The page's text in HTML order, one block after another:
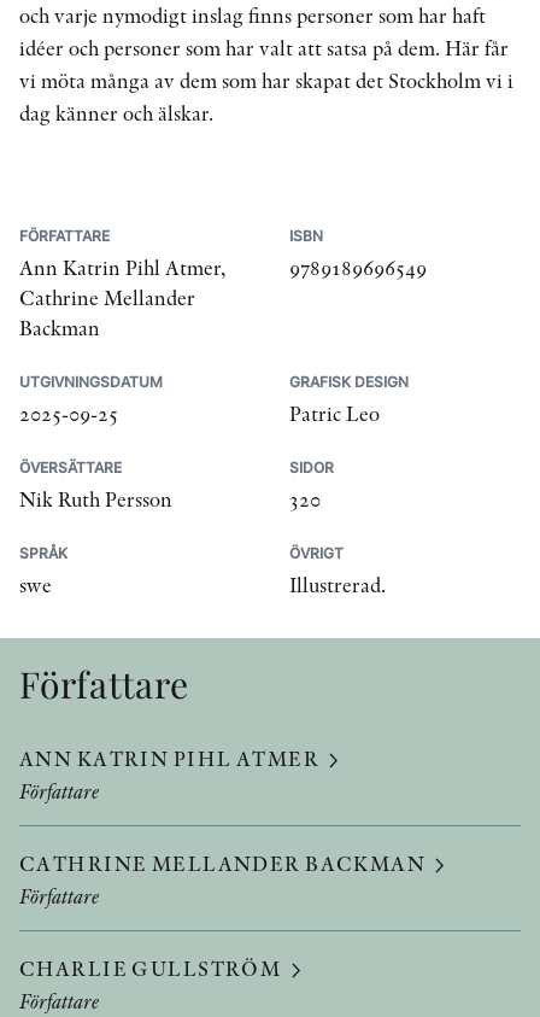
och varje nymodigt inslag finns personer som har haft
idéer och personer som har valt att satsa på dem. Här får
vi möta många av dem som har skapat det Stockholm vi i
dag känner och älskar.
FÖRFATTARE
Ann Katrin Pihl Atmer,
Cathrine Mellander
Backman
ISBN
9789189696549
UTGIVNINGSDATUM
2025-09-25
GRAFISK DESIGN
Patric Leo
ÖVERSÄTTARE
Nik Ruth Persson
SIDOR
320
SPRÅK
swe
ÖVRIGT
Illustrerad.
Författare
ANN KATRIN PIHL ATMER
Författare
CATHRINE MELLANDER BACKMAN
Författare
CHARLIE GULLSTRÖM
Författare